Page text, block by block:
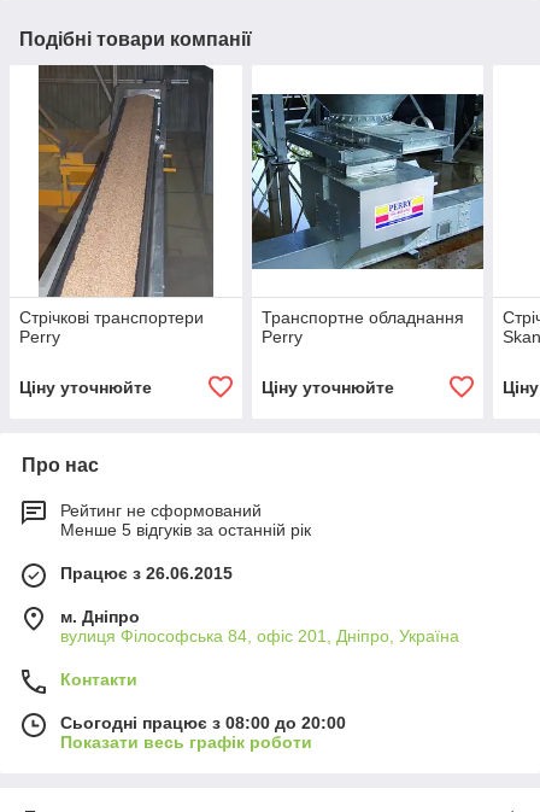
Подібні товари компанії
Стрічкові транспортери
Perry
Ціну уточнюйте
Транспортне обладнання
Perry
Ціну уточнюйте
Про нас
Рейтинг не сформований
Менше 5 відгуків за останній рік
Працює з 26.06.2015
м. Дніпро
вулиця Філософська 84, офіс 201, Дніпро, Україна
Контакти
Сьогодні працює з 08:00 до 20:00
Показати весь графік роботи